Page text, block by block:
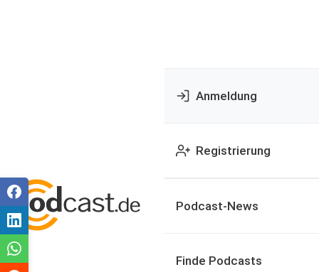
Anmeldung
Registrierung
Podcast-News
Finde Podcasts